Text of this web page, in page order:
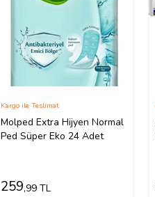
Molped Extra Hijyen Normal
Ped Süper Eko 24 Adet
Kargo ile Teslimat
259,99 TL